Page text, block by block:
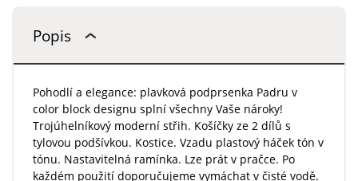
Popis
Pohodlí a elegance: plavková podprsenka Padru v
color block designu splní všechny Vaše nároky!
Trojúhelníkový moderní střih. Košíčky ze 2 dílů s
tylovou podšívkou. Kostice. Vzadu plastový háček tón v
tónu. Nastavitelná ramínka. Lze prát v pračce. Po
každém použití doporučujeme vymáchat v čisté vodě.